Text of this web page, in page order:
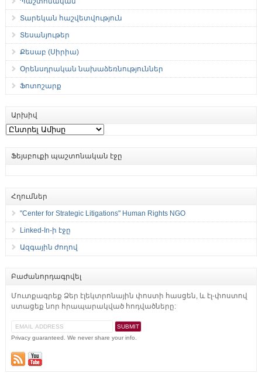
Տարեկան հաշվետվություն
Տեսանյութեր
Քեսաբ (Սիրիա)
Օրենսդրական նախաձեռնություններ
Ֆոտոշարք
Արխիվ
Արխիվ
Ֆեյսբուքի պաշտոնական էջը
Հղումներ
"Center for Strategic Litigations" Human Rights NGO
Linked-In-ի էջը
Ազգային ժողով
Բաժանորդագրվել
Մուտքագրեք Ձեր էլեկտրոնային փոստի հասցեն, և էլ-փոստով
ստացեք նոր հրապարակված հոդվածները:
Privacy guaranteed. We never share your info.